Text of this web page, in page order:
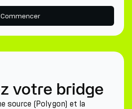
Commencer
votre bridge
source (Polygon) et la